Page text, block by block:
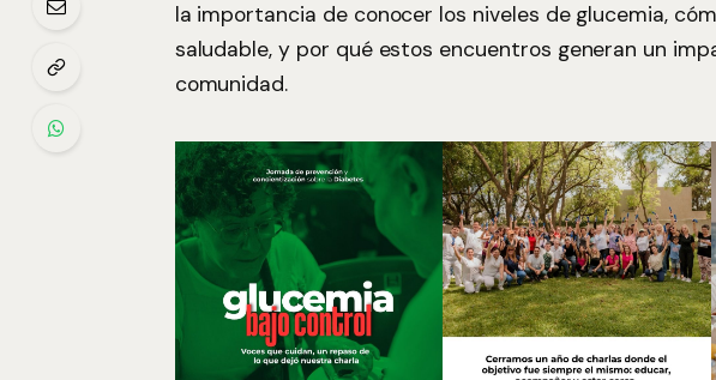
la importancia de conocer los niveles de glucemia,
saludable, y por qué estos encuentros generan un
comunidad.